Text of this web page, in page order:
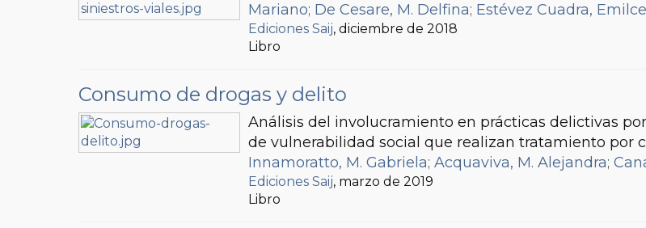
Mariano; De Cesare, M. Delfina; Estévez Cuadra, Emilce
Ediciones Saij, diciembre de 2018
Libro
Consumo de drogas y delito
Análisis del involucramiento en prácticas delictivas
de vulnerabilidad social que realizan tratamiento por
Innamoratto, M. Gabriela; Acquaviva, M. Alejandra;
Ediciones Saij, marzo de 2019
Libro